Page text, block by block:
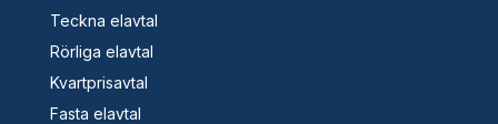
Teckna elavtal
Rörliga elavtal
Kvartprisavtal
Fasta elavtal